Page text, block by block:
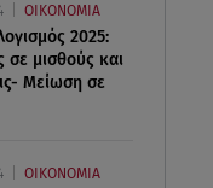
ΟΙΚΟΝΟΜΙΑ
2025:
σε μισθούς και
Μείωση σε
ΟΙΚΟΝΟΜΙΑ